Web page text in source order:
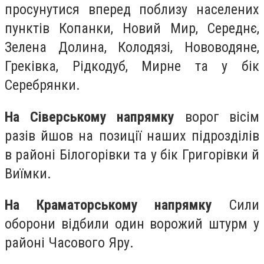
просунутися вперед поблизу населених
пунктів Копанки, Новий Мир, Середнє,
Зелена Долина, Колодязі, Нововодяне,
Греківка, Рідкодуб, Мирне та у бік
Серебрянки.
На Сіверському напрямку ворог вісім
разів йшов на позиції наших підрозділів
в районі Білогорівки та у бік Григорівки й
Виїмки.
На Краматорському напрямку Сили
оборони відбили один ворожий штурм у
районі Часового Яру.